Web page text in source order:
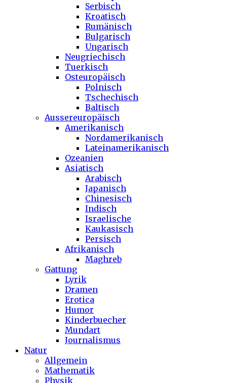
Serbisch
Kroatisch
Rumänisch
Bulgarisch
Ungarisch
Neugriechisch
Tuerkisch
Osteuropäisch
Polnisch
Tschechisch
Baltisch
Aussereuropäisch
Amerikanisch
Nordamerikanisch
Lateinamerikanisch
Ozeanien
Asiatisch
Arabisch
Japanisch
Chinesisch
Indisch
Israelische
Kaukasisch
Persisch
Afrikanisch
Maghreb
Gattung
Lyrik
Dramen
Erotica
Humor
Kinderbuecher
Mundart
Journalismus
Natur
Allgemein
Mathematik
Physik